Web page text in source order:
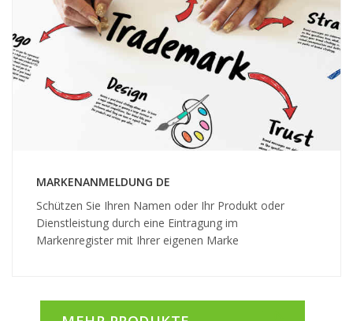
MARKENANMELDUNG DE
Schützen Sie Ihren Namen oder Ihr Produkt oder
Dienstleistung durch eine Eintragung im
Markenregister mit Ihrer eigenen Marke